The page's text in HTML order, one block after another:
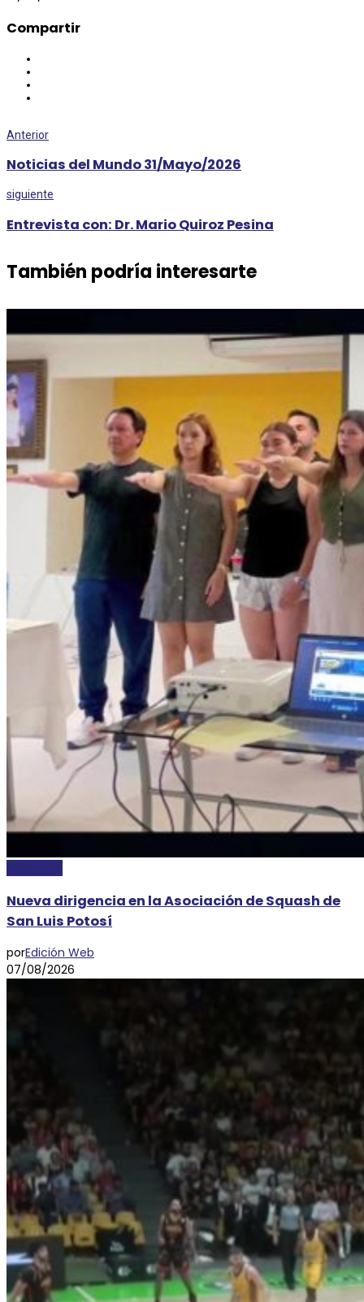
Compartir
Anterior
Noticias del Mundo 31/Mayo/2026
siguiente
Entrevista con: Dr. Mario Quiroz Pesina
También podría interesarte
Nueva dirigencia en la Asociación de Squash de
San Luis Potosí
porEdición Web
07/08/2026